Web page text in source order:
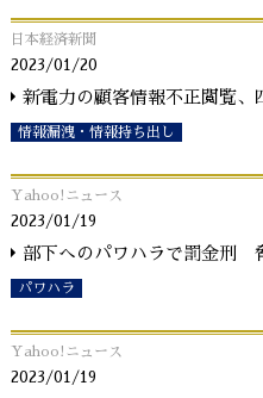
日本経済新聞
2023/01/20
新電力の顧客情報不正閲覧
情報漏洩・情報持ち出し
Yahoo!ニュース
2023/01/19
部下へのパワハラで罰金刑
パワハラ
Yahoo!ニュース
2023/01/19